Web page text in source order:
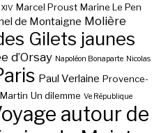
Marcel Proust Marine Le Pen
de Montaigne Molière
Gilets jaunes
d’Orsay Napoléon Bonaparte Nicolas
Paul Verlaine Provence-
Un dilemme Ve République
autour de